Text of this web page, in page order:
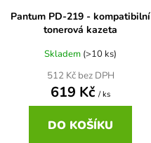
Pantum PD-219 - kompatibilní
tonerová kazeta
Skladem (>10 ks)
512 Kč bez DPH
619 Kč / ks
DO KOŠÍKU